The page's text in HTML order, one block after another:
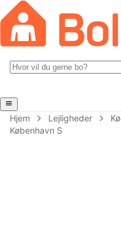
Hjem Lejligheder
København S